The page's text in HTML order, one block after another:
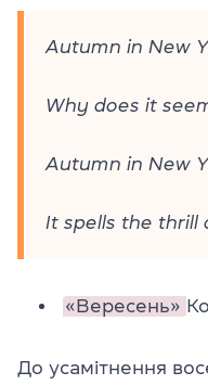
Autumn in New
Why does it
Autumn in New
It spells the thrill
«Вересень»
До усамітнення